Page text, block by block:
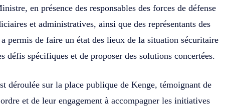
en présence des responsables des forces de défense
et administratives, ainsi que des représentants des
permis de faire un état des lieux de la situation sécuritaire
défis spécifiques et de proposer des solutions concertées.
déroulée sur la place publique de Kenge, témoignant de
et de leur engagement à accompagner les initiatives